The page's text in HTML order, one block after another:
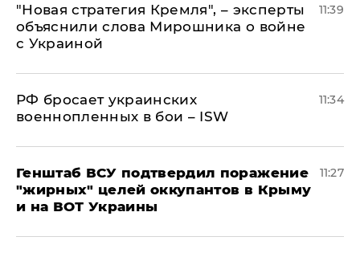
"Новая стратегия Кремля", – эксперты
объяснили слова Мирошника о войне
с Украиной
11:39
РФ бросает украинских
военнопленных в бои – ISW
11:34
Генштаб ВСУ подтвердил поражение
"жирных" целей оккупантов в Крыму
и на ВОТ Украины
11:27